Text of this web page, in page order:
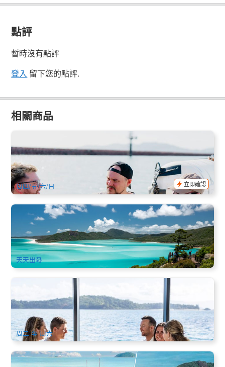
點評
暫時沒有點評
登入 留下您的點評.
相關商品
磁島海上酒吧巡航體驗 (英文) Magnetic Island Pub Crawl
71 已預訂
AUD $194.00
TSV03997
周四/五/六/日
立即確認
聖靈群島｜純淨白天堂海灘一日遊 (含希爾灣和白天堂海灘觀
景臺) (英文)
749 已預訂
AUD $252.00 $255.00
PPP07058
天天出發
漢密爾頓島晚餐遊船｜Whitsundays海上自助晚餐體驗
412 已預訂
AUD $178.00 $ 180.00
PPP07053
周二 至 周六
聖靈群島夏日時光(Summertime)帆船2天1夜熱情遊